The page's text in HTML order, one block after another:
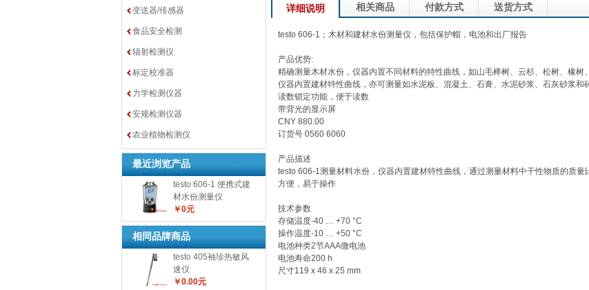
变送器/传感器
食品安全检测
辐射检测仪
标定校准器
力学检测仪器
安规检测仪器
农业植物检测仪
最近浏览产品
testo 606-1 便携式建
材水份测量仪
￥0元
相同品牌商品
testo 405袖珍热敏风
速仪
￥0.00元
详细说明 相关商品 付款方式 送货方式
testo 606-1；木材和建材水份测量仪，包括保护帽，电池和出厂报告
产品优势:
精确测量木材水份，仪器内置不同材料的特性曲线，如山毛榉树、云杉、松树、橡树
仪器内置建材特性曲线，亦可测量如水泥板、混凝土、石膏、水泥砂浆、石灰砂浆和
读数锁定功能，便于读数
带背光的显示屏
CNY 880.00
订货号 0560 6060
产品描述
testo 606-1测量材料水份，仪器内置建材特性曲线，通过测量材料中干性物质的质
方便，易于操作
技术参数
存储温度-40 … +70 °C
操作温度-10 … +50 °C
电池种类2节AAA微电池
电池寿命200 h
尺寸119 x 46 x 25 mm